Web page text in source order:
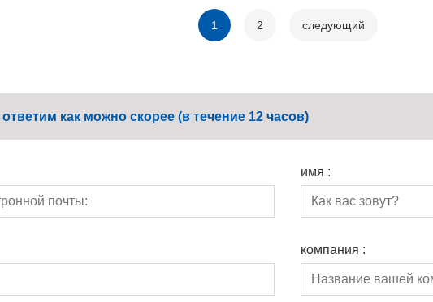
1 2 следующий
как можно скорее (в течение 12 часов)
имя :
компания :